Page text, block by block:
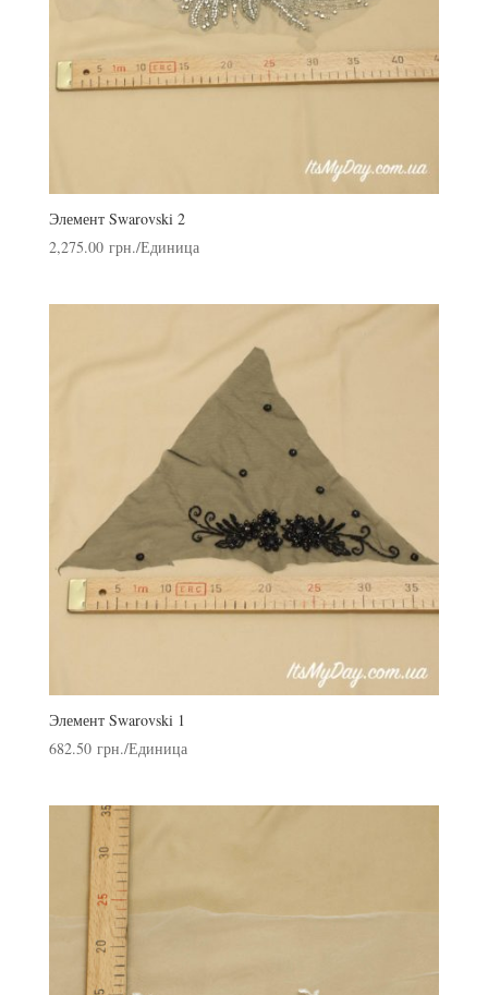
Элемент Swarovski 2
2,275.00 грн./Единица
Элемент Swarovski 1
682.50 грн./Единица